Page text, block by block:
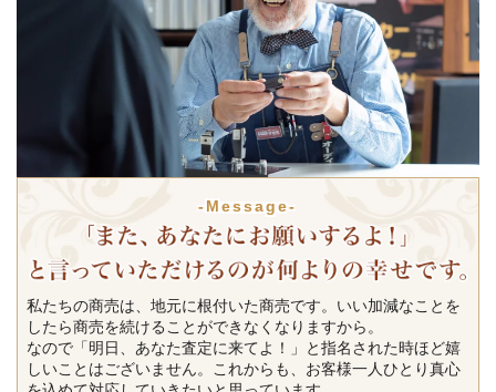
-Message-
私たちの商売は、地元に根付いた商売です。いい加減なことを
したら商売を続けることができなくなりますから。
なので「明日、あなた査定に来てよ！」と指名された時ほど嬉
しいことはございません。これからも、お客様一人ひとり真心